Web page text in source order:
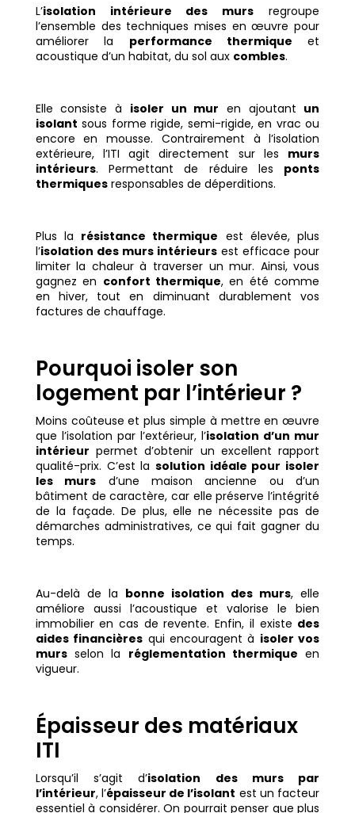
L’isolation intérieure des murs regroupe
l’ensemble des techniques mises en œuvre pour
améliorer la performance thermique et
acoustique d’un habitat, du sol aux combles.
Elle consiste à isoler un mur en ajoutant un
isolant sous forme rigide, semi-rigide, en vrac ou
encore en mousse. Contrairement à l’isolation
extérieure, l’ITI agit directement sur les murs
intérieurs. Permettant de réduire les ponts
thermiquesresponsables de déperditions.
Plus la résistance thermique est élevée, plus
l’isolation des murs intérieurs est efficace pour
limiter la chaleur à traverser un mur. Ainsi, vous
gagnez en confort thermique, en été comme
en hiver, tout en diminuant durablement vos
factures de chauffage.
Pourquoi isoler son
logement par l’intérieur ?
Moins coûteuse et plus simple à mettre en œuvre
que l’isolation par l’extérieur, l’isolation d’un mur
intérieur permet d’obtenir un excellent rapport
qualité-prix. C’est la solution idéale pour isoler
les murs d’une maison ancienne ou d’un
bâtiment de caractère, car elle préserve l’intégrité
de la façade. De plus, elle ne nécessite pas de
démarches administratives, ce qui fait gagner du
temps.
Au-delà de la bonne isolation des murs, elle
améliore aussi l’acoustique et valorise le bien
immobilier en cas de revente. Enfin, il existe des
aides financières qui encouragent à isoler vos
mursselon la réglementation thermique en
vigueur.
Épaisseur des matériaux
ITI
Lorsqu’il s’agit d’isolation des murs par
l’intérieur, l’épaisseur de l’isolant est un facteur
essentiel à considérer. On pourrait penser que plus